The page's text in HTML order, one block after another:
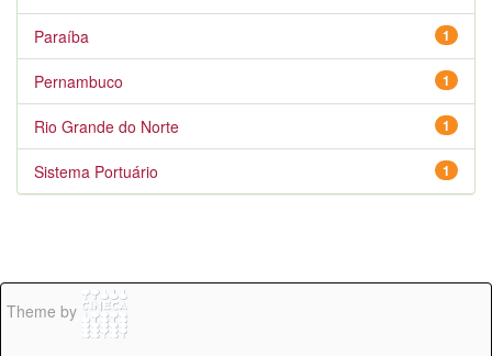
1
Paraíba
1
Pernambuco
1
Rio Grande do Norte
1
Sistema Portuário
Theme by